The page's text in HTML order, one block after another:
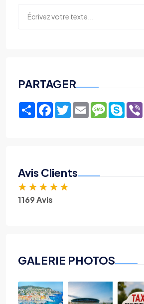
PARTAGER
ShareFacebook
TwitterEmailMessage
Skype
Avis Clients
★ ★ ★ ★ ★
1169 Avis
GALERIE PHOTOS